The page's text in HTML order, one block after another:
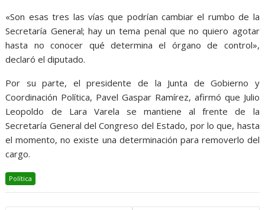
«Son esas tres las vías que podrían cambiar el rumbo de la
Secretaría General; hay un tema penal que no quiero agotar
hasta no conocer qué determina el órgano de control»,
declaró el diputado.
Por su parte, el presidente de la Junta de Gobierno y
Coordinación Política, Pavel Gaspar Ramírez, afirmó que Julio
Leopoldo de Lara Varela se mantiene al frente de la
Secretaría General del Congreso del Estado, por lo que, hasta
el momento, no existe una determinación para removerlo del
cargo.
Política